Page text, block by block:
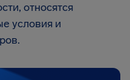
относятся
условия и